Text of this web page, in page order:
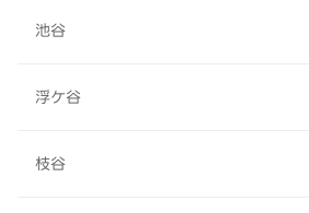
池谷
浮ケ谷
枝谷